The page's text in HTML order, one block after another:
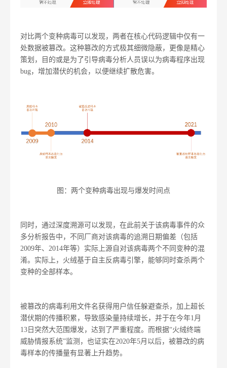
对比两个变种病毒可以发现，两者在核心代码逻辑中仅有一
处数据被篡改。这种篡改的方式极其细微隐蔽，更像是精心
策划，目的或是为了引导病毒分析人员误以为病毒程序出现
bug，增加潜伏的机会，以便继续扩散危害。
图：两个变种病毒出现与爆发时间点
同时，通过深度溯源可以发现，在此前关于该病毒事件的众
多分析报告中，不同厂商对该病毒的追溯日期偏差（包括
2009年、2014年等）实际上源自对该病毒两个不同变种的混
淆。实际上，火绒基于自主反病毒引擎，能够同时查杀两个
变种的全部样本。
被篡改的病毒利用文件名获得用户信任躲避查杀，加上超长
潜伏期的传播积累，导致感染量持续增长，并于在今年1月
13日突然大范围爆发，达到了严重程度。而根据“火绒终端
威胁情报系统”监测，也证实在2020年5月以后，被篡改的病
毒样本的传播量有显著上升趋势。